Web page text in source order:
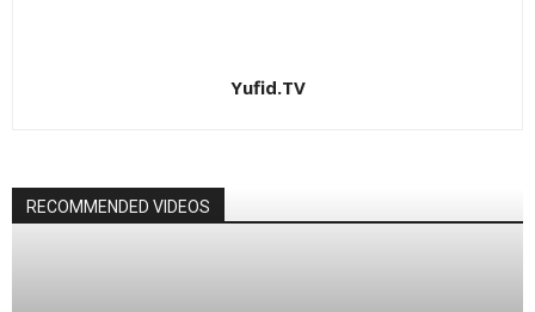
Yufid.TV
RECOMMENDED VIDEOS